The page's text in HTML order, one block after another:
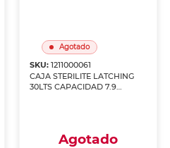
Agotado
SKU: 1211000061
CAJA STERILITE LATCHING
30LTS CAPACIDAD 7.9
Agotado